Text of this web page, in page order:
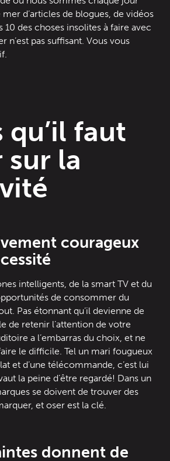
d’articles de blogues, de vidéos
10 des choses insolites à faire avec
n’est pas suffisant. Vous vous
qu’il faut
sur la
courageux
intelligents, de la smart TV et du
de consommer du
Pas étonnant qu’il devienne de
de retenir l’attention de votre
a l’embarras du choix, et ne
le difficile. Tel un mari fougueux
et d’une télécommande, c’est lui
la peine d’être regardé! Dans un
se doivent de trouver des
et oser est la clé.
donnent de